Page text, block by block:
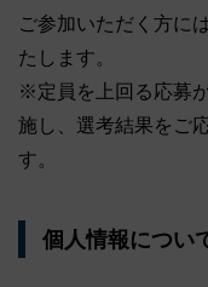
ご参加いただく方に
たします。
※定員を上回る応募
施し、選考結果をご
す。
個人情報につい